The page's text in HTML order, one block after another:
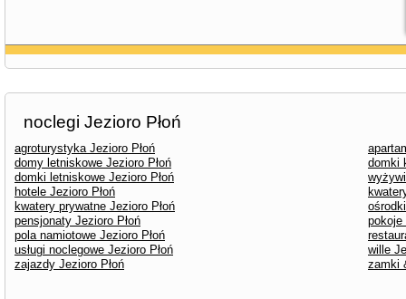
noclegi Jezioro Płoń
agroturystyka Jezioro Płoń
domy letniskowe Jezioro Płoń
domki
domki letniskowe Jezioro Płoń
hotele Jezioro Płoń
kwatery prywatne Jezioro Płoń
pensjonaty Jezioro Płoń
pokoje
pola namiotowe Jezioro Płoń
usługi noclegowe Jezioro Płoń
wille
zajazdy Jezioro Płoń
zamki